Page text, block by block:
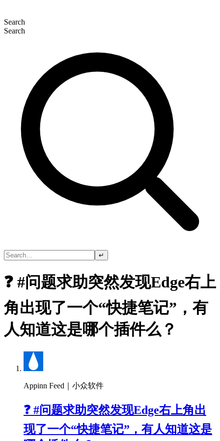
Search
Search
↵
❓ #问题求助突然发现Edge右上
角出现了一个“快捷笔记”，有
人知道这是哪个插件么？
Appinn Feed｜小众软件
❓ #问题求助突然发现Edge右上角出
现了一个“快捷笔记”，有人知道这是